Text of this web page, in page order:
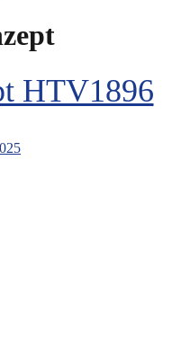
HTV1896